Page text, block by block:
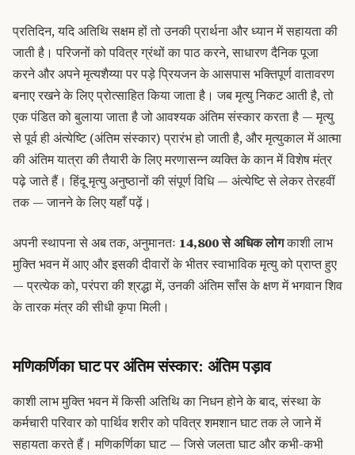
प्रतिदिन, यदि अतिथि सक्षम हों तो उनकी प्रार्थना और ध्यान में सहायता की
जाती है। परिजनों को पवित्र ग्रंथों का पाठ करने, साधारण दैनिक पूजा
करने और अपने मृत्यशैय्या पर पड़े प्रियजन के आसपास भक्तिपूर्ण वातावरण
बनाए रखने के लिए प्रोत्साहित किया जाता है। जब मृत्यु निकट आती है, तो
एक पंडित को बुलाया जाता है जो आवश्यक अंतिम संस्कार करता है — मृत्यु
से पूर्व ही अंत्येष्टि (अंतिम संस्कार) प्रारंभ हो जाती है, और मृत्युकाल में आत्मा
की अंतिम यात्रा की तैयारी के लिए मरणासन्न व्यक्ति के कान में विशेष मंत्र
पढ़े जाते हैं।हिंदू मृत्यु अनुष्ठानों की संपूर्ण विधि— अंत्येष्टि से लेकर तेरहवीं
तक — जानने के लिए यहाँ पढ़ें।
अपनी स्थापना से अब तक, अनुमानतः 14,800 से अधिक लोगकाशी लाभ
मुक्ति भवन में आए और इसकी दीवारों के भीतर स्वाभाविक मृत्यु को प्राप्त हुए
— प्रत्येक को, परंपरा की श्रद्धा में, उनकी अंतिम साँस के क्षण में भगवान शिव
के तारक मंत्र की सीधी कृपा मिली।
मणिकर्णिका घाट पर अंतिम संस्कार: अंतिम पड़ाव
काशी लाभ मुक्ति भवन में किसी अतिथि का निधन होने के बाद, संस्था के
कर्मचारी परिवार को पार्थिव शरीर को पवित्र शमशान घाट तक ले जाने में
सहायता करते हैं। मणिकर्णिका घाट — जिसे जलता घाट और कभी-कभी